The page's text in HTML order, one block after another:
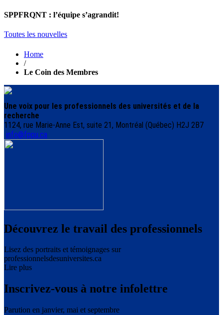
SPPFRQNT : l’équipe s’agrandit!
Toutes les nouvelles
Home
/
Le Coin des Membres
Une voix pour les professionnels des universités et de la
recherche
1124, rue Marie-Anne Est, suite 21, Montréal (Québec) H2J 2B7
info@fppu.ca
Découvrez le travail des professionnels
Lisez des portraits et témoignages sur
professionnelsdesuniversites.ca
Lire plus
Inscrivez-vous à notre infolettre
Parution en janvier, mai et septembre